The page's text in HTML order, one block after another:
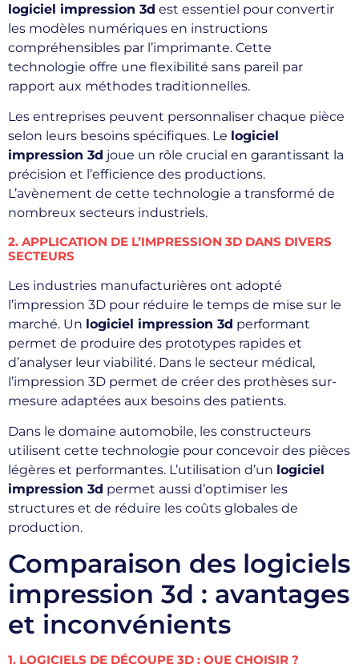
logiciel impression 3d est essentiel pour convertir
les modèles numériques en instructions
compréhensibles par l’imprimante. Cette
technologie offre une flexibilité sans pareil par
rapport aux méthodes traditionnelles.
Les entreprises peuvent personnaliser chaque pièce
selon leurs besoins spécifiques. Le logiciel
impression 3d joue un rôle crucial en garantissant la
précision et l’efficience des productions.
L’avènement de cette technologie a transformé de
nombreux secteurs industriels.
2. APPLICATION DE L’IMPRESSION 3D DANS DIVERS
SECTEURS
Les industries manufacturières ont adopté
l’impression 3D pour réduire le temps de mise sur le
marché. Un logiciel impression 3d performant
permet de produire des prototypes rapides et
d’analyser leur viabilité. Dans le secteur médical,
l’impression 3D permet de créer des prothèses sur-
mesure adaptées aux besoins des patients.
Dans le domaine automobile, les constructeurs
utilisent cette technologie pour concevoir des pièces
légères et performantes. L’utilisation d’un logiciel
impression 3d permet aussi d’optimiser les
structures et de réduire les coûts globales de
production.
Comparaison des logiciels
impression 3d : avantages
et inconvénients
1. LOGICIELS DE DÉCOUPE 3D : QUE CHOISIR ?